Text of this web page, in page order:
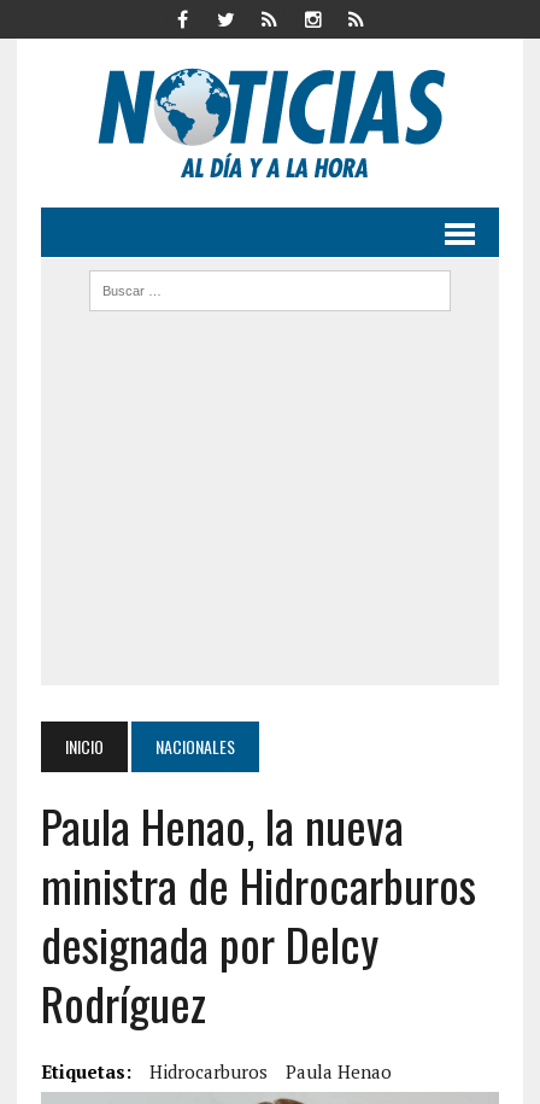
INICIO NACIONALES
Paula Henao, la nueva
ministra de Hidrocarburos
designada por Delcy
Rodríguez
Etiquetas: Hidrocarburos Paula Henao